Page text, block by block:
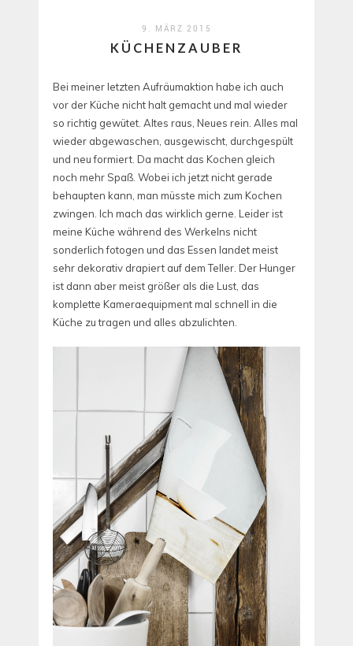
9. MÄRZ 2015
KÜCHENZAUBER
Bei meiner letzten Aufräumaktion habe ich auch
vor der Küche nicht halt gemacht und mal wieder
so richtig gewütet. Altes raus, Neues rein. Alles mal
wieder abgewaschen, ausgewischt, durchgespült
und neu formiert. Da macht das Kochen gleich
noch mehr Spaß. Wobei ich jetzt nicht gerade
behaupten kann, man müsste mich zum Kochen
zwingen. Ich mach das wirklich gerne. Leider ist
meine Küche während des Werkelns nicht
sonderlich fotogen und das Essen landet meist
sehr dekorativ drapiert auf dem Teller. Der Hunger
ist dann aber meist größer als die Lust, das
komplette Kameraequipment mal schnell in die
Küche zu tragen und alles abzulichten.